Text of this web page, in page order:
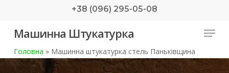
main
+38 (096) 295-05-08
Машинна Штукатурка Menu
Головна »Машинна штукатурка стель Паньківщина